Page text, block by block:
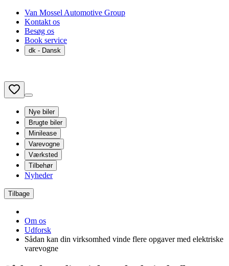
Van Mossel Automotive Group
Kontakt os
Besøg os
Book service
dk - Dansk
Nye biler
Brugte biler
Minilease
Varevogne
Værksted
Tilbehør
Nyheder
Tilbage
Om os
Udforsk
Sådan kan din virksomhed vinde flere opgaver med elektriske
varevogne